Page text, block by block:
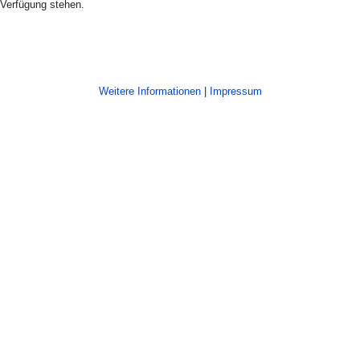
Verfügung stehen.
Weitere Informationen| Impressum